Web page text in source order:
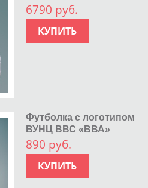
6790 руб.
КУПИТЬ
Футболка с логотипом
ВУНЦ ВВС «ВВА»
890 руб.
КУПИТЬ